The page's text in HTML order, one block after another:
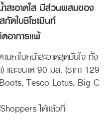
ำสะอาดใส มีส่วนผสมของ
ดใบชิโซะมินท์
อาการแพ้
หาใบหน้าสะอาดสุดมั่นใจ ทั้ง
ละขนาด 90 มล. (ราคา 129
Tesco Lotus, Big C
ได้แล้วที่